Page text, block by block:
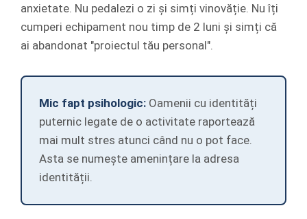
anxietate. Nu pedalezi o zi și simți vinovăție. Nu îți
cumperi echipament nou timp de 2 luni și simți că
ai abandonat "proiectul tău personal".
Mic fapt psihologic: Oamenii cu identități
puternic legate de o activitate raportează
mai mult stres atunci când nu o pot face.
Asta se numește amenințare la adresa
identității.